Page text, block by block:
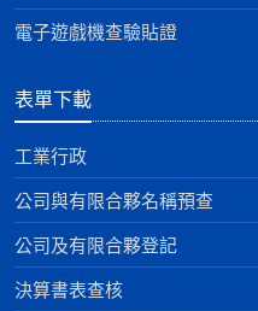
電子遊戲機查驗貼證
表單下載
工業行政
公司與有限合夥名稱預查
公司及有限合夥登記
決算書表查核